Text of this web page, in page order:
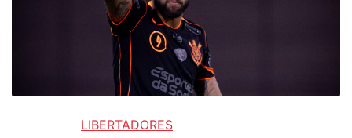
LIBERTADORES